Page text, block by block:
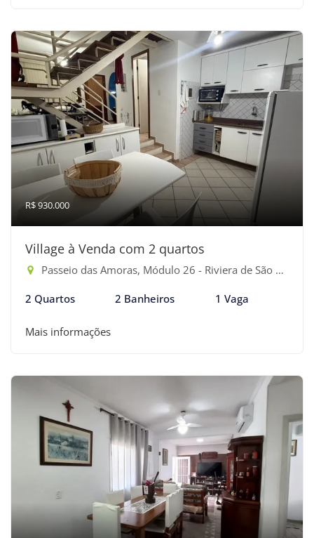
R$ 930.000
Village à Venda com 2 quartos
Passeio das Amoras, Módulo 26 - Riviera de São Lourenço, Bertioga-SP
2 Quartos 2 Banheiros 1 Vaga
Mais informações